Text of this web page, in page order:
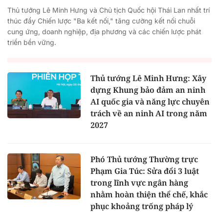
Thủ tướng Lê Minh Hưng và Chủ tịch Quốc hội Thái Lan nhất trí
thúc đẩy Chiến lược "Ba kết nối," tăng cường kết nối chuỗi
cung ứng, doanh nghiệp, địa phương và các chiến lược phát
triển bền vững.
Thủ tướng Lê Minh Hưng: Xây
dựng Khung bảo đảm an ninh
AI quốc gia và năng lực chuyên
trách về an ninh AI trong năm
2027
Phó Thủ tướng Thường trực
Phạm Gia Túc: Sửa đổi 3 luật
trong lĩnh vực ngân hàng
nhằm hoàn thiện thể chế, khắc
phục khoảng trống pháp lý